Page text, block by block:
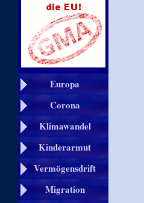
Europa
Corona
Klimawandel
Kinderarmut
Vermögensdrift
Migration